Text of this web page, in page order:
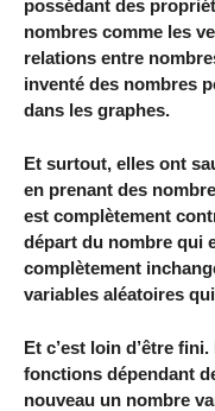
possédant des
nombres comme les
relations entre
inventé des nombres
dans les graphes.
Et surtout, elles ont
en prenant des
est complètement
départ du nombre qui
complètement
variables aléatoires
Et c’est loin d’être
fonctions dépendant
nouveau un nombre